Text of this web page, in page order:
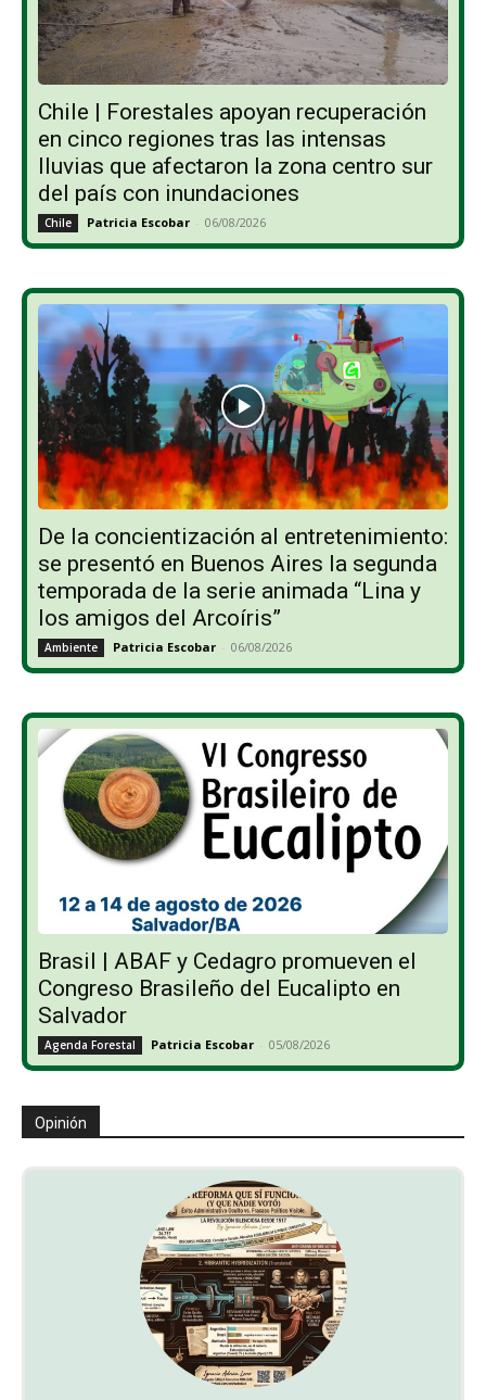
Chile | Forestales apoyan recuperación
en cinco regiones tras las intensas
lluvias que afectaron la zona centro sur
del país con inundaciones
Chile Patricia Escobar - 06/08/2026
De la concientización al entretenimiento:
se presentó en Buenos Aires la segunda
temporada de la serie animada “Lina y
los amigos del Arcoíris”
Ambiente Patricia Escobar - 06/08/2026
Brasil | ABAF y Cedagro promueven el
Congreso Brasileño del Eucalipto en
Salvador
Agenda Forestal Patricia Escobar - 05/08/2026
Opinión